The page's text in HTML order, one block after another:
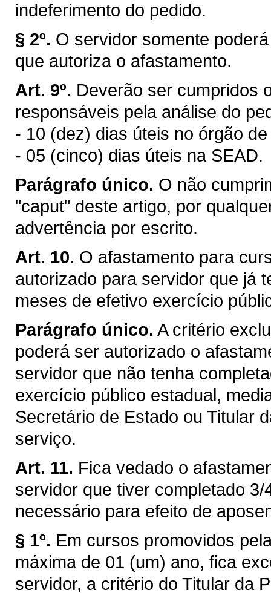
indeferimento do pedido.
§ 2º. O servidor somente
que autoriza o afastamento.
Art. 9º. Deverão ser cumpridos
responsáveis pela análise do
- 10 (dez) dias úteis no órgão
- 05 (cinco) dias úteis na SEAD.
Parágrafo único. O não
"caput" deste artigo, por
advertência por escrito.
Art. 10. O afastamento para
autorizado para servidor que já
meses de efetivo exercício
Parágrafo único. A critério
poderá ser autorizado o
servidor que não tenha
exercício público estadual,
Secretário de Estado ou Titular
serviço.
Art. 11. Fica vedado o
servidor que tiver completado
necessário para efeito de
§ 1º. Em cursos promovidos
máxima de 01 (um) ano, fica
servidor, a critério do Titular da